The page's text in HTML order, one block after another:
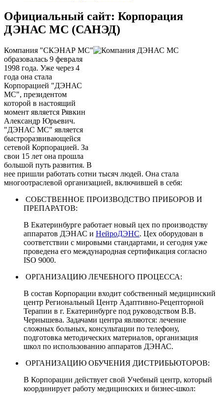
Официальный сайт: Корпорация
ДЭНАС МС (САНЭД)
Компания "СКЭНАР МС"
образовалась 9 февраля
1998 года. Уже через 4
года она стала
Корпорацией "ДЭНАС
МС", президентом
которой в настоящий
момент является Рявкин
Александр Юрьевич.
"ДЭНАС МС" является
быстроразвивающейся
сетевой Корпорацией. За
свои 15 лет она прошла
большой путь развития. В
нее пришли работать сотни тысяч людей. Она стала
многоотраслевой организацией, включившей в себя:
СОБСТВЕННОЕ ПРОИЗВОДСТВО ПРИБОРОВ И
ПРЕПАРАТОВ:
В Екатеринбурге работает новый цех по производству
аппаратов ДЭНАС и НейроДЭНС. Цех оборудован в
соответствии с мировыми стандартами, и сегодня уже
проведена его международная сертификация согласно
ISO 9000.
ОРГАНИЗАЦИЮ ЛЕЧЕБНОГО ПРОЦЕССА:
В состав Корпорации входит собственный медицинский
центр Региональный Центр Адаптивно-Рецепторной
Терапии в г. Екатеринбурге под руководством В.В.
Чернышева. Задачами центра являются: лечение
сложных больных, консультации по телефону,
подготовка методических материалов, организация
школ по использованию аппаратов ДЭНАС.
ОРГАНИЗАЦИЮ ОБУЧЕНИЯ ДИСТРИБЬЮТОРОВ:
В Корпорации действует свой Учебный центр, который
координирует работу медицинских и бизнес-школ: